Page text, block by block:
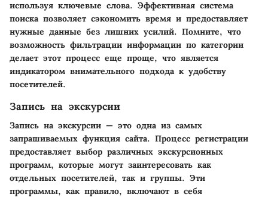
используя ключевые слова. Эффективная система
поиска позволяет сэкономить время и предоставляет
нужные данные без лишних усилий. Помните, что
возможность фильтрации информации по категории
делает этот процесс еще проще, что является
индикатором внимательного подхода к удобству
посетителей.
Запись на экскурсии
Запись на экскурсии — это одна из самых
запрашиваемых функция сайта. Процесс регистрации
предоставляет выбор различных экскурсионных
программ, которые могут заинтересовать как
отдельных посетителей, так и группы. Эти
программы, как правило, включают в себя